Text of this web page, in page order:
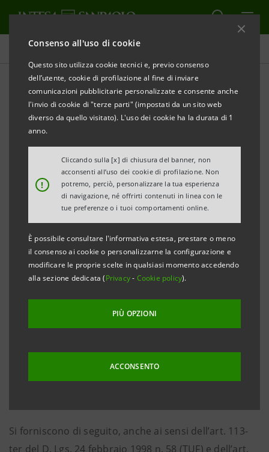
Consenso all'uso di cookie
Questo sito utilizza cookie tecnici e, previo consenso
dell’utente, cookie di profilazione al fine di inviare
comunicazioni pubblicitarie personalizzate e consente anche
l'invio di cookie di "terze parti" (impostati da un sito web
diverso da quello visitato). L'uso dei cookie ha la durata di 1
anno.
!
Cliccando sulla [x] di chiusura del banner, non
acconsenti all’uso dei cookie di profilazione. Non
potremo, perciò, personalizzare la tua esperienza
di navigazione, né offrirti contenuti in linea con le
tue preferenze o i tuoi comportamenti online.
È possibile consultare l'informativa estesa, prestare o meno
il consenso ai cookie o personalizzarne la configurazione e
modificare le proprie scelte in qualsiasi momento accedendo
alla sezione dedicata (Privacy- Cookie policy).
PIÙ OPZIONI
ACCONSENTO
Comunicati stampa
STAMPA AGGIORNA
INTESA SANPAOLO: AVVIO DEL PROGRAMMA DI
ACQUISTO DI AZIONI PROPRIE ORDINARIE
PER L’ASSEGNAZIONE GRATUITA AI DIPENDENTI
Torino, Milano, 25 giugno 2012– Intesa Sanpaolo
informa che da domani 26 giugno verrà avviato un
programma di acquisto di azioni proprie ordinarie -
che si concluderà entro il 29 giugno 2012 - a servizio
di un Piano di assegnazione gratuita ai dipendenti,
così come autorizzato dall’Assemblea del 28 maggio
basato su strumenti finanziari, già comunicato al
mercato, destinato a una parte del Management e ai
cosiddetti “risk takers”. Tale sistema costituisce parte
integrante delle politiche di remunerazione e
incentivazione del Gruppo Intesa Sanpaolo relative
Si forniscono di seguito, anche ai sensi dell’art. 113-
ter del D. Lgs. 24 febbraio 1998 n. 58 (TUF) e dell’art.